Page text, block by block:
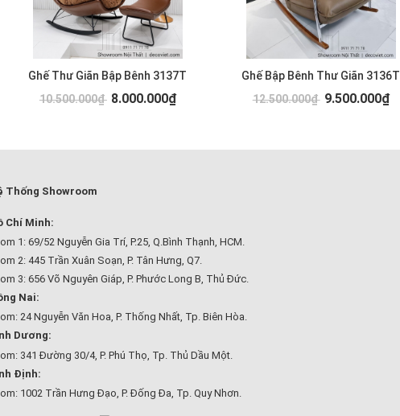
Ghế Thư Giãn Bập Bênh 3137T
10.500.000₫ 8.000.000₫
Ghế Bập Bênh Thư Giãn 3136T
12.500.000₫ 9.500.000₫
Thống Showroom
Chí Minh:
1: 69/52 Nguyễn Gia Trí, P.25, Q.Bình Thạnh, HCM.
2: 445 Trần Xuân Soạn, P. Tân Hưng, Q7.
3: 656 Võ Nguyên Giáp, P. Phước Long B, Thủ Đức.
Nai:
24 Nguyễn Văn Hoa, P. Thống Nhất, Tp. Biên Hòa.
Dương:
341 Đường 30/4, P. Phú Thọ, Tp. Thủ Dầu Một.
Định:
1002 Trần Hưng Đạo, P. Đống Đa, Tp. Quy Nhơn.